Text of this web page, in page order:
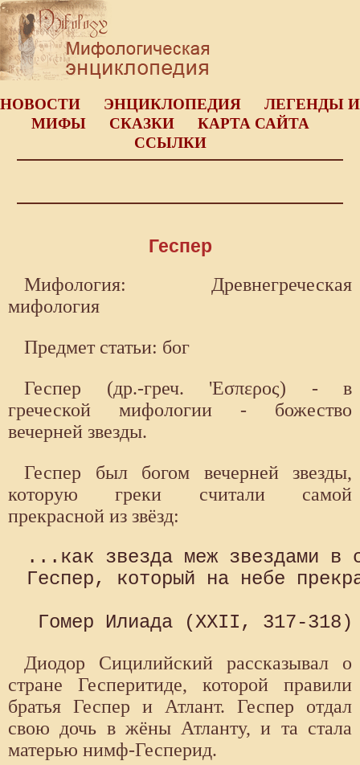
НОВОСТИ ЭНЦИКЛОПЕДИЯ
ЛЕГЕНДЫ И
МИФЫ
СКАЗКИ
КАРТА САЙТА
ССЫЛКИ
Геспер
Мифология: Древнегреческая
мифология
Предмет статьи: бог
Геспер (др.-греч. 'Εσπερος) - в
греческой мифологии - божество
вечерней звезды.
Геспер был богом вечерней звезды,
которую греки считали самой
прекрасной из звёзд:
...как звезда меж звездами в
Геспер, который на небе
Диодор Сицилийский рассказывал о
стране Гесперитиде, которой правили
братья Геспер и Атлант. Геспер отдал
свою дочь в жёны Атланту, и та стала
матерью нимф-Гесперид.